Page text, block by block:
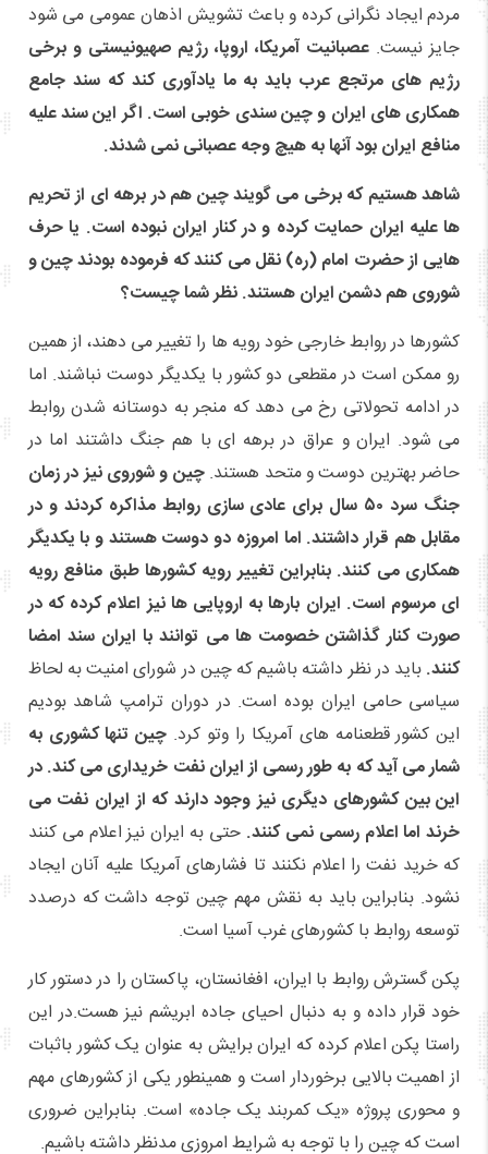
مردم ایجاد نگرانی کرده و باعث تشویش اذهان عمومی می شود
جایز نیست. عصبانیت آمریکا، اروپا، رژیم صهیونیستی و برخی
رژیم های مرتجع عرب باید به ما یادآوری کند که سند جامع
همکاری های ایران و چین سندی خوبی است. اگر این سند علیه
منافع ایران بود آنها به هیچ وجه عصبانی نمی شدند.
شاهد هستیم که برخی می گویند چین هم در برهه ای از تحریم
ها علیه ایران حمایت کرده و در کنار ایران نبوده است. یا حرف
هایی از حضرت امام (ره) نقل می کنند که فرموده بودند چین و
شوروی هم دشمن ایران هستند. نظر شما چیست؟
کشورها در روابط خارجی خود رویه ها را تغییر می دهند، از همین
رو ممکن است در مقطعی دو کشور با یکدیگر دوست نباشند. اما
در ادامه تحولاتی رخ می دهد که منجر به دوستانه شدن روابط
می شود. ایران و عراق در برهه ای با هم جنگ داشتند اما در
حاضر بهترین دوست و متحد هستند.چین و شوروی نیز در زمان
جنگ سرد ۵۰ سال برای عادی سازی روابط مذاکره کردند و در
مقابل هم قرار داشتند. اما امروزه دو دوست هستند و با یکدیگر
همکاری می کنند. بنابراین تغییر رویه کشورها طبق منافع رویه
ای مرسوم است. ایران بارها به اروپایی ها نیز اعلام کرده که در
صورت کنار گذاشتن خصومت ها می توانند با ایران سند امضا
کنند.باید در نظر داشته باشیم که چین در شورای امنیت به لحاظ
سیاسی حامی ایران بوده است. در دوران ترامپ شاهد بودیم
این کشور قطعنامه های آمریکا را وتو کرد. چین تنها کشوری به
شمار می آید که به طور رسمی از ایران نفت خریداری می کند. در
این بین کشورهای دیگری نیز وجود دارند که از ایران نفت می
خرند اما اعلام رسمی نمی کنند. حتی به ایران نیز اعلام می کنند
که خرید نفت را اعلام نکنند تا فشارهای آمریکا علیه آنان ایجاد
نشود. بنابراین باید به نقش مهم چین توجه داشت که درصدد
توسعه روابط با کشورهای غرب آسیا است.
پکن گسترش روابط با ایران، افغانستان، پاکستان را در دستور کار
خود قرار داده و به دنبال احیای جاده ابریشم نیز هست.در این
راستا پکن اعلام کرده که ایران برایش به عنوان یک کشور باثبات
از اهمیت بالایی برخوردار است و همینطور یکی از کشورهای مهم
و محوری پروژه «یک کمربند یک جاده» است. بنابراین ضروری
است که چین را با توجه به شرایط امروزی مدنظر داشته باشیم.